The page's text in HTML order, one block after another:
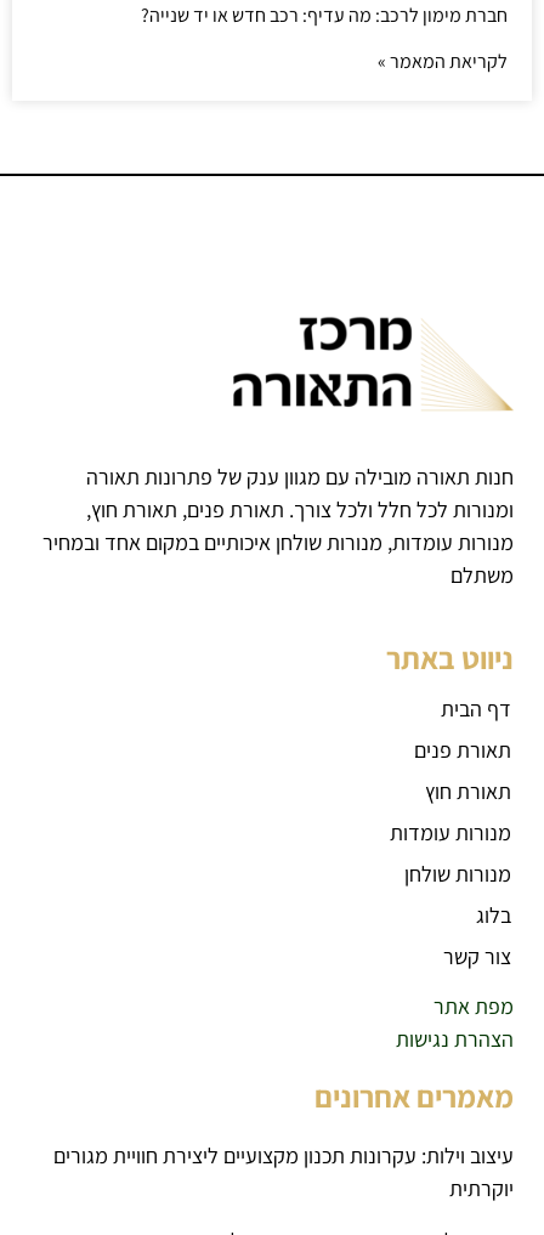
חברת מימון לרכב: מה עדיף: רכב חדש או יד שנייה?
לקריאת המאמר »
חנות תאורה מובילה עם מגוון ענק של פתרונות תאורה
ומנורות לכל חלל ולכל צורך. תאורת פנים, תאורת חוץ,
מנורות עומדות, מנורות שולחן איכותיים במקום אחד ובמחיר
משתלם
ניווט באתר
דף הבית
תאורת פנים
תאורת חוץ
מנורות עומדות
מנורות שולחן
בלוג
צור קשר
מפת אתר
הצהרת נגישות
מאמרים אחרונים
עיצוב וילות: עקרונות תכנון מקצועיים ליצירת חוויית מגורים
יוקרתית